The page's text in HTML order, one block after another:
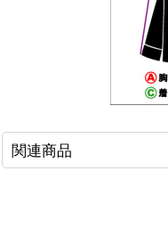
関連商品